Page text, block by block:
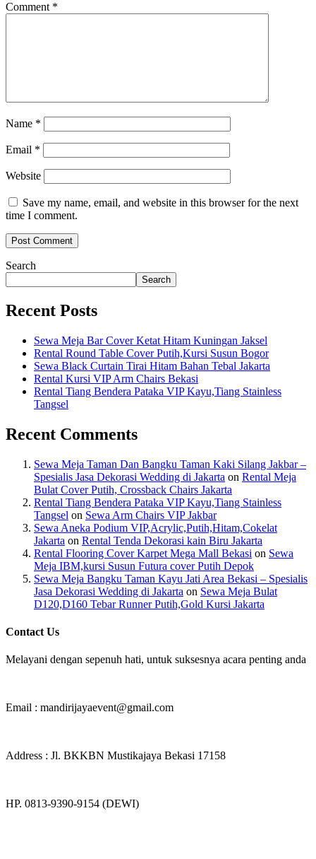
Comment *
Name *
Email *
Website
Save my name, email, and website in this browser for the next
time I comment.
Search
Search
Recent Posts
Sewa Meja Bar Cover Ketat Hitam Kuningan Jaksel
Rental Round Table Cover Putih,Kursi Susun Bogor
Sewa Black Curtain Tirai Hitam Bahan Tebal Jakarta
Rental Kursi VIP Arm Chairs Bekasi
Rental Tiang Bendera Pataka VIP Kayu,Tiang Stainless
Tangsel
Recent Comments
Sewa Meja Taman Dan Bangku Taman Kaki Silang Jakbar –
Spesialis Jasa Dekorasi Wedding di Jakarta on Rental Meja
Bulat Cover Putih, Crossback Chairs Jakarta
Rental Tiang Bendera Pataka VIP Kayu,Tiang Stainless
Tangsel on Sewa Arm Chairs VIP Jakbar
Sewa Aneka Podium VIP,Acrylic,Putih,Hitam,Cokelat
Jakarta on Rental Tenda Dekorasi kain Biru Jakarta
Rental Flooring Cover Karpet Mega Mall Bekasi on Sewa
Meja IBM,kursi Susun Futura cover Putih Depok
Sewa Meja Bangku Taman Kayu Jati Area Bekasi – Spesialis
Jasa Dekorasi Wedding di Jakarta on Sewa Meja Bulat
D120,D160 Tebar Runner Putih,Gold Kursi Jakarta
Contact Us
Melayani dengan sepenuh hati, untuk suksesnya acara penting anda
Email : mandirijayaevent@gmail.com
Address : Jl. BKKBN Mustikajaya Bekasi 17158
HP. 0813-9390-9154 (DEWI)